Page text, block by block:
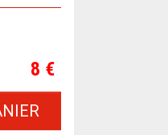
Prix
8 €